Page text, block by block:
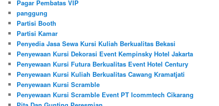
Pagar Pembatas VIP
panggung
Partisi Booth
Partisi Kamar
Penyedia Jasa Sewa Kursi Kuliah Berkualitas Bekasi
Penyewaan Kursi Dekorasi Event Kempinsky Hotel Jakarta
Penyewaan Kursi Futura Berkualitas Event Hotel Century
Penyewaan Kursi Kuliah Berkualitas Cawang Kramatjati
Penyewaan Kursi Scramble
Penyewaan Kursi Scramble Event PT Icommtech Cikarang